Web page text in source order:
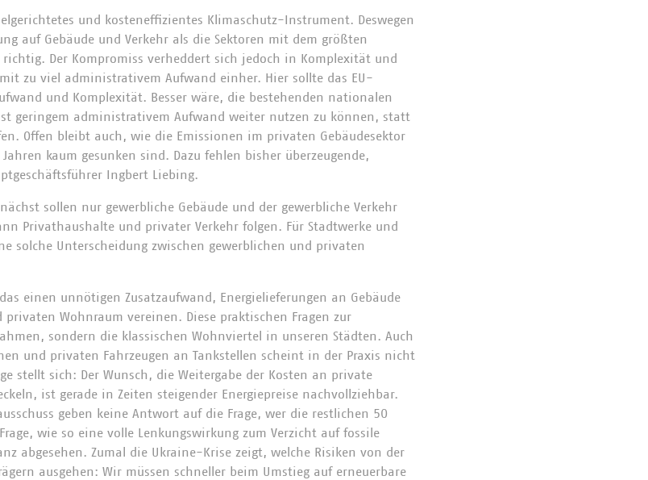
und kosteneffizientes Klimaschutz-Instrument. Deswegen
auf Gebäude und Verkehr als die Sektoren mit dem größten
Der Kompromiss verheddert sich jedoch in Komplexität und
zu viel administrativem Aufwand einher. Hier sollte das EU-
und Komplexität. Besser wäre, die bestehenden nationalen
geringem administrativem Aufwand weiter nutzen zu können, statt
Offen bleibt auch, wie die Emissionen im privaten Gebäudesektor
kaum gesunken sind. Dazu fehlen bisher überzeugende,
Ingbert Liebing.
sollen nur gewerbliche Gebäude und der gewerbliche Verkehr
Privathaushalte und privater Verkehr folgen. Für Stadtwerke und
solche Unterscheidung zwischen gewerblichen und privaten
einen unnötigen Zusatzaufwand, Energielieferungen an Gebäude
Wohnraum vereinen. Diese praktischen Fragen zur
sondern die klassischen Wohnviertel in unseren Städten. Auch
und privaten Fahrzeugen an Tankstellen scheint in der Praxis nicht
stellt sich: Der Wunsch, die Weitergabe der Kosten an private
ist gerade in Zeiten steigender Energiepreise nachvollziehbar.
geben keine Antwort auf die Frage, wer die restlichen 50
wie so eine volle Lenkungswirkung zum Verzicht auf fossile
abgesehen. Zumal die Ukraine-Krise zeigt, welche Risiken von der
ausgehen: Wir müssen schneller beim Umstieg auf erneuerbare